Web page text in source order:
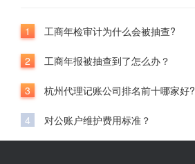
1 工商年检审计为什么会被抽查?
2 工商年报被抽查到了怎么办？
3 杭州代理记账公司排名前十哪家好?
4 对公账户维护费用标准？